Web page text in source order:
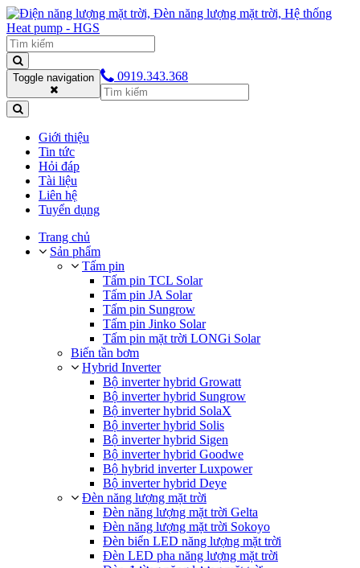
Toggle navigation 0919.343.368
Giới thiệu
Tin tức
Hỏi đáp
Tài liệu
Liên hệ
Tuyển dụng
Trang chủ
Sản phẩm
Tấm pin
Tấm pin TCL Solar
Tấm pin JA Solar
Tấm pin Sungrow
Tấm pin Jinko Solar
Tấm pin mặt trời LONGi Solar
Biến tần bơm
Hybrid Inverter
Bộ inverter hybrid Growatt
Bộ inverter hybrid Sungrow
Bộ inverter hybrid SolaX
Bộ inverter hybrid Solis
Bộ inverter hybrid Sigen
Bộ inverter hybrid Goodwe
Bộ hybrid inverter Luxpower
Bộ inverter hybrid Deye
Đèn năng lượng mặt trời
Đèn năng lượng mặt trời Gelta
Đèn năng lượng mặt trời Sokoyo
Đèn biển LED năng lượng mặt trời
Đèn LED pha năng lượng mặt trời